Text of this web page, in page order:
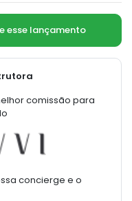
esse lançamento
comissão para
concierge e o